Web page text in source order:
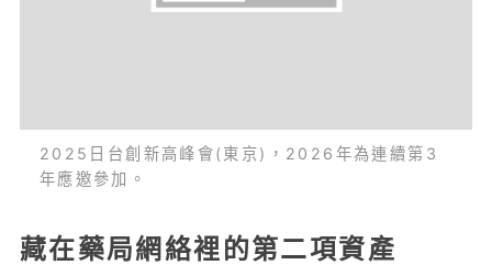
2025日台創新高峰會(東京)，2026年為連續第3
年應邀參加。
藏在藥局網絡裡的第二項資產